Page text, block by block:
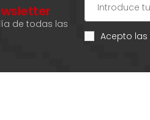
de todas las
Acepto las